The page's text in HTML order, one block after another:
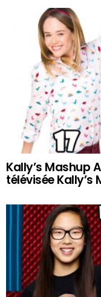
Kally’s Mashup
télévisée Kally’s